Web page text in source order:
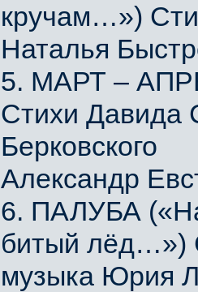
кручам…»)
Наталья
5. МАРТ –
Стихи Давида
Берковского
Александр
6. ПАЛУБА
битый лёд…»)
музыка Юрия